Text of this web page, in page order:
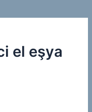
el eşya